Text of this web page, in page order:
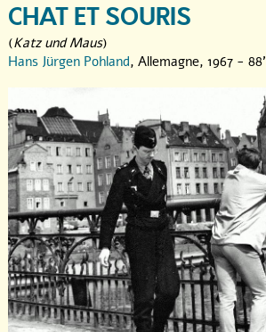
CHAT ET SOURIS
(Katz und Maus)
Hans Jürgen Pohland, Allemagne, 1967 - 88'